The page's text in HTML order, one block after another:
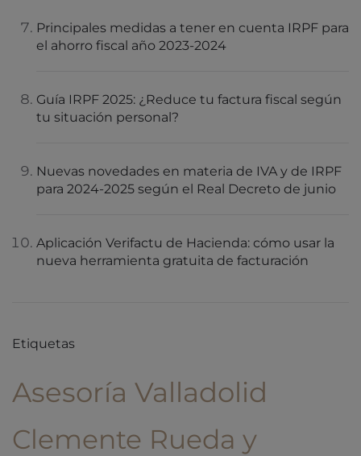
Principales medidas a tener en cuenta IRPF para
el ahorro fiscal año 2023-2024
Guía IRPF 2025: ¿Reduce tu factura fiscal según
tu situación personal?
Nuevas novedades en materia de IVA y de IRPF
para 2024-2025 según el Real Decreto de junio
Aplicación Verifactu de Hacienda: cómo usar la
nueva herramienta gratuita de facturación
Etiquetas
Asesoría Valladolid
Clemente Rueda y